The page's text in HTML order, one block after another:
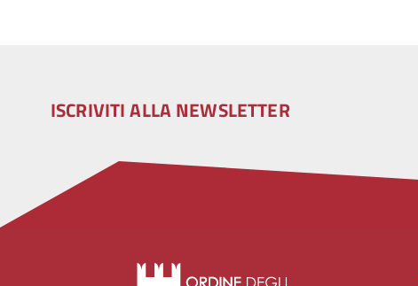
ISCRIVITI ALLA NEWSLETTER